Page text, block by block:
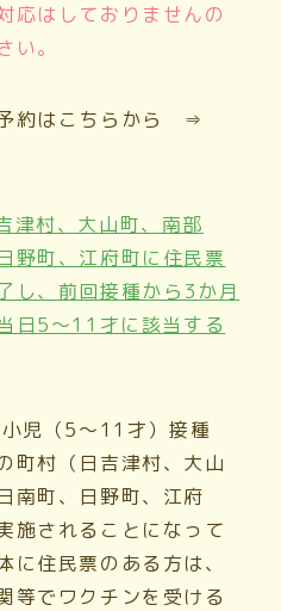
応はしておりませんの
い。
予約はこちらから ⇒
津村、大山町、南部
野町、江府町に住民票
し、前回接種から3か月
日5～11才に該当する
児（5～11才）接種
町村（日吉津村、大山
南町、日野町、江府
施されることになって
に住民票のある方は、
等でワクチンを受ける